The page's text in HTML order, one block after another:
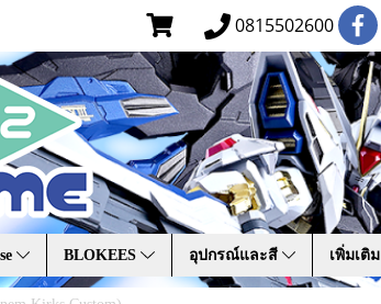
0815502600
BLOKEES อุปกรณ์และสี เพิ่มเติม